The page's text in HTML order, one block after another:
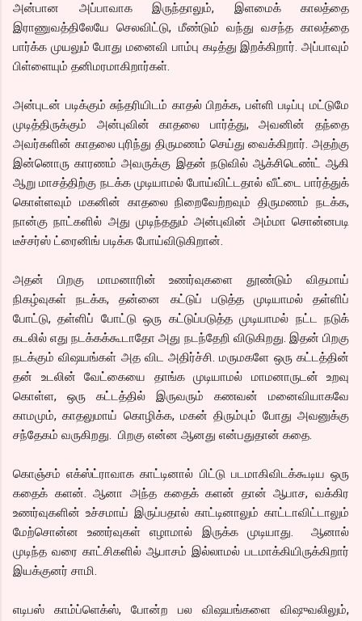
அன்பான அப்பாவாக இருந்தாலும், இளமைக் காலத்தை
இராணுவத்திலேயே செலவிட்டு, மீண்டும் வந்து வசந்த காலத்தை
பார்க்க முயலும் போது மனைவி பாம்பு கடித்து இறக்கிறார். அப்பாவும்
பிள்ளையும் தனிமரமாகிறார்கள்.
அன்புடன் படிக்கும் சுந்தரியிடம் காதல் பிறக்க, பள்ளி படிப்பு மட்டுமே
முடித்திருக்கும் அன்புவின் காதலை பார்த்து, அவனின் தந்தை
அவர்களின் காதலை புரிந்து திருமணம் செய்து வைக்கிறார். அதற்கு
இன்னொரு காரணம் அவருக்கு இதன் நடுவில் ஆக்சிடெண்ட் ஆகி
ஆறு மாசத்திற்கு நடக்க முடியாமல் போய்விட்டதால் வீட்டை பார்த்துக்
கொள்ளவும் மகனின் காதலை நிறைவேற்றவும் திருமணம் நடக்க,
நான்கு நாட்களில் அது முடிந்ததும் அன்புவின் அம்மா சொன்னபடி
டீச்சர்ஸ் ட்ரைனிங் படிக்க போய்விடுகிறான்.
அதன் பிறகு மாமனாரின் உணர்வுகளை தூண்டும் விதமாய்
நிகழ்வுகள் நடக்க, தன்னை கட்டுப் படுத்த முடியாமல் தள்ளிப்
போட்டு, தள்ளிப் போட்டு ஒரு கட்டுப்படுத்த முடியாமல் நட்ட நடுக்
கடலில் எது நடக்கக்கூடாதோ அது நடந்தேறி விடுகிறது. இதன் பிறகு
நடக்கும் விஷயங்கள் அத விட அதிர்ச்சி. மருமகளே ஒரு கட்டத்தின்
தன் உடலின் வேட்கையை தாங்க முடியாமல் மாமனாருடன் உறவு
கொள்ள, ஒரு கட்டத்தில் இருவரும் கணவன் மனைவியாகவே
காமமும், காதலுமாய் கொழிக்க, மகன் திரும்பும் போது அவனுக்கு
சந்தேகம் வருகிறது. பிறகு என்ன ஆனது என்பதுதான் கதை.
கொஞ்சம் எக்ஸ்ட்ராவாக காட்டினால் பிட்டு படமாகிவிடக்கூடிய ஒரு
கதைக் களன். ஆனா அந்த கதைக் களன் தான் ஆபாச, வக்கிர
உணர்வுகளின் உச்சமாய் இருப்பதால் காட்டினாலும் காட்டாவிட்டாலும்
மேற்சொன்ன உணர்வுகள் எழாமால் இருக்க முடியாது. ஆனால்
முடிந்த வரை காட்சிகளில் ஆபாசம் இல்லாமல் படமாக்கியிருக்கிறார்
இயக்குனர் சாமி.
எடிபஸ் காம்ப்ளெக்ஸ், போன்ற பல விஷயங்களை விஷுவலிலும்,